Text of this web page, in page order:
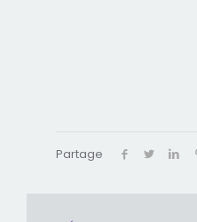
Partage